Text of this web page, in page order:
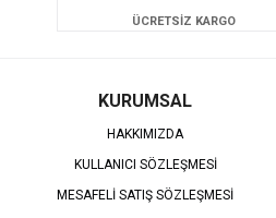
ÜCRETSİZ KARGO
KURUMSAL
HAKKIMIZDA
KULLANICI SÖZLEŞMESİ
MESAFELİ SATIŞ SÖZLEŞMESİ